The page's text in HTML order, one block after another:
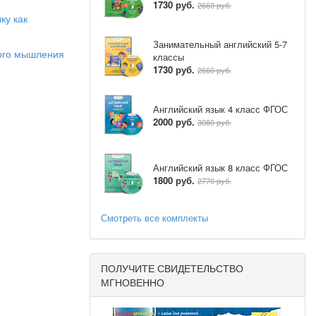
в ФГОС
плану,
как
мышления
1730 руб. 2660 руб.
Занимательный английский 5-7
классы
1730 руб. 2660 руб.
Английский язык 4 класс ФГОС
2000 руб. 3080 руб.
Английский язык 8 класс ФГОС
1800 руб. 2770 руб.
Смотреть все комплекты
ПОЛУЧИТЕ СВИДЕТЕЛЬСТВО
МГНОВЕННО